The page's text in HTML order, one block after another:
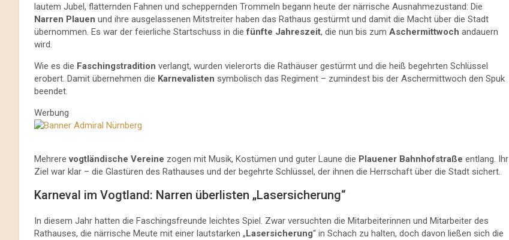
lautem Jubel, flatternden Fahnen und scheppernden Trommeln begann heute der närrische Ausnahmezustand: Die
Narren Plauen und ihre ausgelassenen Mitstreiter haben das Rathaus gestürmt und damit die Macht über die Stadt
übernommen. Es war der feierliche Startschuss in diefünfte Jahreszeit, die nun bis zum Aschermittwoch andauern
wird.
Wie es die Faschingstradition verlangt, wurden vielerorts die Rathäuser gestürmt und die heiß begehrten Schlüssel
erobert. Damit übernehmen die Karnevalisten symbolisch das Regiment – zumindest bis der Aschermittwoch den Spuk
beendet.
Werbung
Mehrere vogtländische Vereine zogen mit Musik, Kostümen und guter Laune die Plauener Bahnhofstraße entlang. Ihr
Ziel war klar – die Glastüren des Rathauses und der begehrte Schlüssel, der ihnen die Herrschaft über die Stadt sichert.
Karneval im Vogtland: Narren überlisten „Lasersicherung“
In diesem Jahr hatten die Faschingsfreunde leichtes Spiel. Zwar versuchten die Mitarbeiterinnen und Mitarbeiter des
Rathauses, die närrische Meute mit einer lautstarken „Lasersicherung“ in Schach zu halten, doch davon ließen sich die